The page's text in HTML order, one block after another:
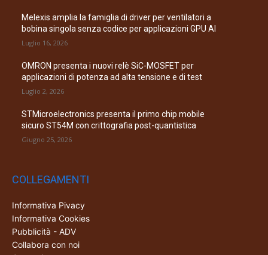
Melexis amplia la famiglia di driver per ventilatori a
bobina singola senza codice per applicazioni GPU AI
Luglio 16, 2026
OMRON presenta i nuovi relè SiC-MOSFET per
applicazioni di potenza ad alta tensione e di test
Luglio 2, 2026
STMicroelectronics presenta il primo chip mobile
sicuro ST54M con crittografia post-quantistica
Giugno 25, 2026
COLLEGAMENTI
Informativa Pivacy
Informativa Cookies
Pubblicità - ADV
Collabora con noi